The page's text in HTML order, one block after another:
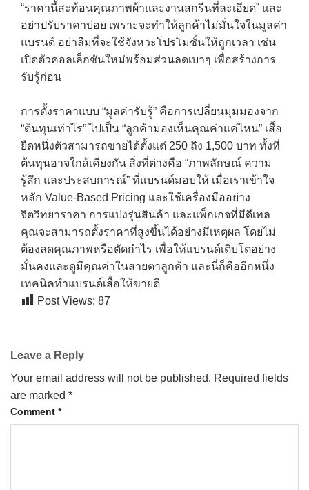
“ราคานี้สะท้อนคุณภาพผ้าและงานสกรีนที่ละเอียด” และ
อย่าปรับราคาบ่อย เพราะจะทำให้ลูกค้าไม่มั่นใจในมูลค่า
แบรนด์ อย่าลืมที่จะใช้จังหวะโปรโมชั่นให้ถูกเวลา เช่น
เปิดตัวคอลเล็กชันใหม่พร้อมส่วนลดเบาๆ เพื่อสร้างการ
รับรู้ก่อน
การตั้งราคาแบบ “มูลค่ารับรู้” คือการเปลี่ยนมุมมองจาก
“ต้นทุนเท่าไร” ไปเป็น “ลูกค้ามองเห็นคุณค่าแค่ไหน” เสื้อ
ยืดหนึ่งตัวสามารถขายได้ตั้งแต่ 250 ถึง 1,500 บาท ทั้งที่
ต้นทุนอาจใกล้เคียงกัน สิ่งที่ต่างคือ “ภาพลักษณ์ ความ
รู้สึก และประสบการณ์” ที่แบรนด์มอบให้ เมื่อเราเข้าใจ
หลัก Value-Based Pricing และใช้เครื่องมืออย่าง
จิตวิทยาราคา การแบ่งรุ่นสินค้า และแพ็กเกจที่มีดีเทล
คุณจะสามารถตั้งราคาที่สูงขึ้นได้อย่างมีเหตุผล โดยไม่
ต้องลดคุณภาพหรือตัดกำไร เพื่อให้แบรนด์เติบโตอย่าง
มั่นคงและดูมีคุณค่าในสายตาลูกค้า และนี่ก็คืออีกหนึ่ง
เทคนิคทำแบรนด์เสื้อให้ขายดี
Post Views: 87
Leave a Reply
Your email address will not be published. Required fields
are marked *
Comment *